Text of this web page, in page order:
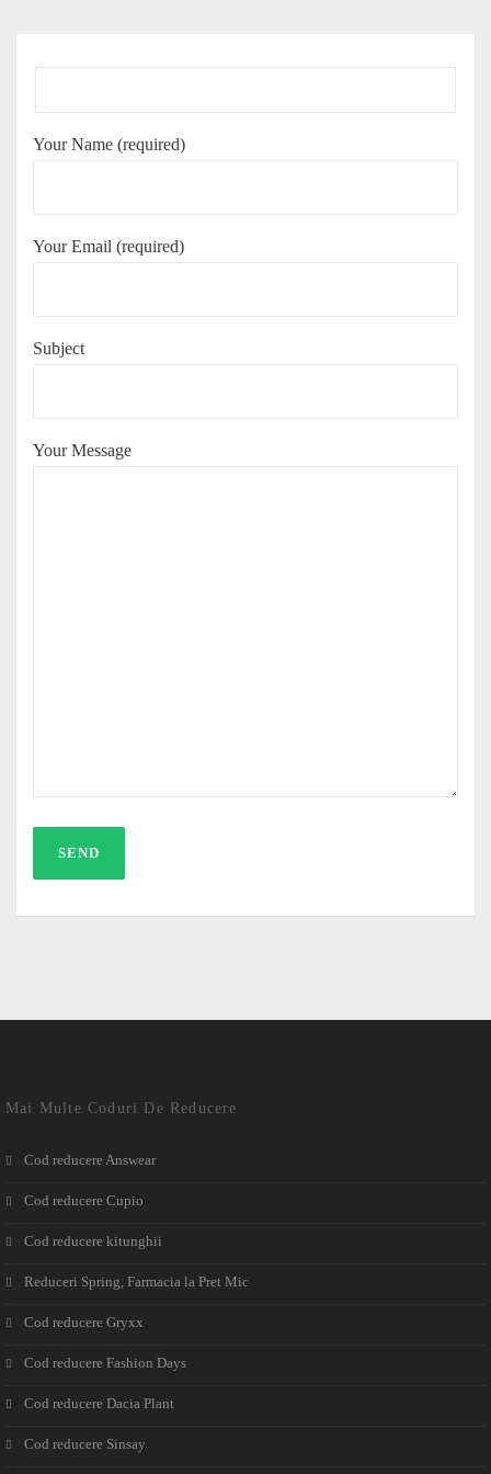
Your Name (required)
Your Email (required)
Subject
Your Message
Mai Multe Coduri De Reducere
Cod reducere Answear
Cod reducere Cupio
Cod reducere kitunghii
Reduceri Spring, Farmacia la Pret Mic
Cod reducere Gryxx
Cod reducere Fashion Days
Cod reducere Dacia Plant
Cod reducere Sinsay